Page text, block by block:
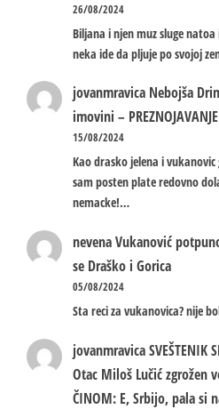
26/08/2024
Biljana i njen muz sluge
neka ide da pljuje po svojoj
jovanmravica Nebojša
imovini –
15/08/2024
Kao drasko jelena i
sam posten plate redovno
nemacke!…
nevenaVukanović
se Draško i Gorica
05/08/2024
Sta reci za vukanovica? nije
jovanmravicaSVEŠTENIK
Otac Miloš Lučić zgrožen
ČINOM: E, Srbijo, pala si